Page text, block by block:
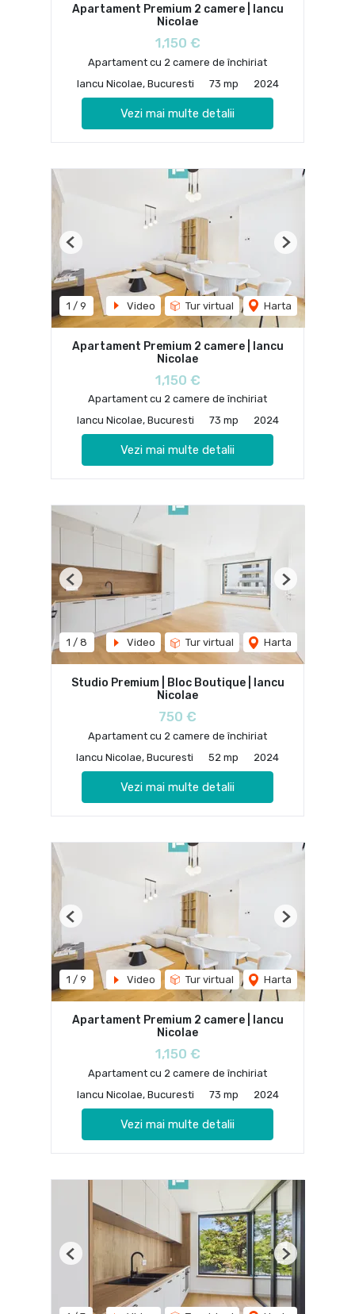
Apartament Premium 2 camere | Iancu
Nicolae
1,150 €
Apartament cu 2 camere de închiriat
Iancu Nicolae, Bucuresti
73 mp 2024
Vezi mai multe detalii
1 / 9 Video Tur virtual Harta
Previous Next
Apartament Premium 2 camere | Iancu
Nicolae
1,150 €
Apartament cu 2 camere de închiriat
Iancu Nicolae, Bucuresti
73 mp 2024
Vezi mai multe detalii
1 / 8 Video Tur virtual Harta
Previous Next
Studio Premium | Bloc Boutique | Iancu
Nicolae
750 €
Apartament cu 2 camere de închiriat
Iancu Nicolae, Bucuresti
52 mp 2024
Vezi mai multe detalii
1 / 9 Video Tur virtual Harta
Previous Next
Apartament Premium 2 camere | Iancu
Nicolae
1,150 €
Apartament cu 2 camere de închiriat
Iancu Nicolae, Bucuresti
73 mp 2024
Vezi mai multe detalii
Previous Next